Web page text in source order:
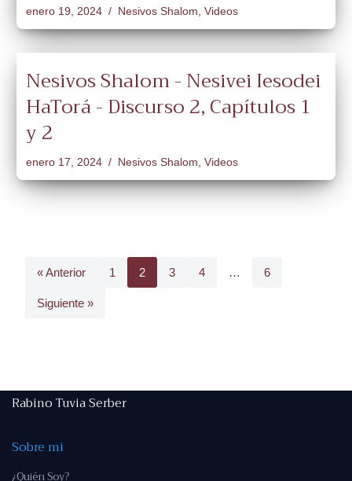
enero 19, 2024 Nesivos Shalom, Videos
Nesivos Shalom - Nesivei Iesodei
HaTorá - Discurso 2, Capítulos 1
y 2
enero 17, 2024 Nesivos Shalom, Videos
« Anterior 1 2 3 4 … 6
Siguiente »
Rabino Tuvia Serber
Sobre mi
¿Quién Soy?